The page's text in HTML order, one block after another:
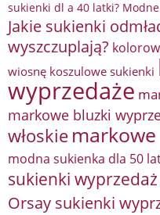
sukienki dl a 40 latki?
Jakie sukienki
wyszczuplają?
wiosnę koszulowe sukienki
wyprzedaże
markowe bluzki
włoskie
modna sukienka dla 50
sukienki wyprzedaż
Orsay sukienki